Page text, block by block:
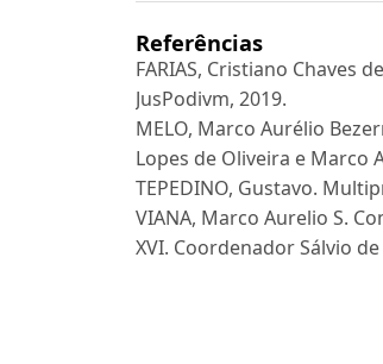
Referências
FARIAS, Cristiano Chaves
JusPodivm, 2019.
MELO, Marco Aurélio
Lopes de Oliveira e Marco
TEPEDINO, Gustavo.
VIANA, Marco Aurelio S.
XVI. Coordenador Sálvio